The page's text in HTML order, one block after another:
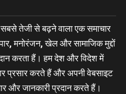
सबसे तेजी से बढ़ने वाला एक समाचार
मनोरंजन, खेल और सामाजिक मुद्दों
करता हैं। हम देश और विदेश में
प्रसार करते हैं और अपनी वेबसाइट
और जानकारी प्रदान करते हैं।